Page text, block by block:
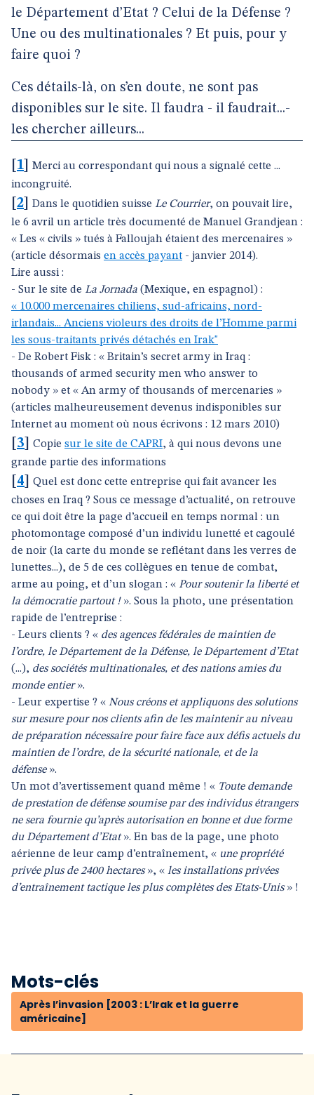
le Département d’Etat ? Celui de la Défense ?
Une ou des multinationales ? Et puis, pour y
faire quoi ?
Ces détails-là, on s’en doute, ne sont pas
disponibles sur le site. Il faudra - il faudrait...-
les chercher ailleurs...
1
Merci au correspondant qui nous a signalé cette ...
incongruité.
2 Dans le quotidien suisse Le Courrier, on pouvait lire,
le 6 avril un article très documenté de Manuel Grandjean :
« Les « civils » tués à Falloujah étaient des mercenaires »
(article désormais en accès payant - janvier 2014).
Lire aussi :
- Sur le site de La Jornada (Mexique, en espagnol) :
« 10.000 mercenaires chiliens, sud-africains, nord-
irlandais... Anciens violeurs des droits de l’Homme parmi
les sous-traitants privés détachés en Irak"
- De Robert Fisk : « Britain’s secret army in Iraq :
thousands of armed security men who answer to
nobody » et « An army of thousands of mercenaries »
(articles malheureusement devenus indisponibles sur
Internet au moment où nous écrivons : 12 mars 2010)
3 Copie sur le site de CAPRI, à qui nous devons une
grande partie des informations
4
Quel est donc cette entreprise qui fait avancer les
choses en Iraq ? Sous ce message d’actualité, on retrouve
ce qui doit être la page d’accueil en temps normal : un
photomontage composé d’un individu lunetté et cagoulé
de noir (la carte du monde se reflétant dans les verres de
lunettes...), de 5 de ces collègues en tenue de combat,
arme au poing, et d’un slogan : « Pour soutenir la liberté et
la démocratie partout !». Sous la photo, une présentation
rapide de l’entreprise :
- Leurs clients ? « des agences fédérales de maintien de
l’ordre, le Département de la Défense, le Département d’Etat
(...), des sociétés multinationales, et des nations amies du
monde entier».
- Leur expertise ? « Nous créons et appliquons des solutions
sur mesure pour nos clients afin de les maintenir au niveau
de préparation nécessaire pour faire face aux défis actuels du
maintien de l’ordre, de la sécurité nationale, et de la
défense».
Un mot d’avertissement quand même ! « Toute demande
de prestation de défense soumise par des individus étrangers
ne sera fournie qu’après autorisation en bonne et due forme
du Département d’Etat». En bas de la page, une photo
aérienne de leur camp d’entraînement, « une propriété
privée plus de 2400 hectares», « les installations privées
d’entraînement tactique les plus complètes des Etats-Unis» !
Mots-clés
Après l’invasion [2003 : L’Irak et la guerre
américaine]